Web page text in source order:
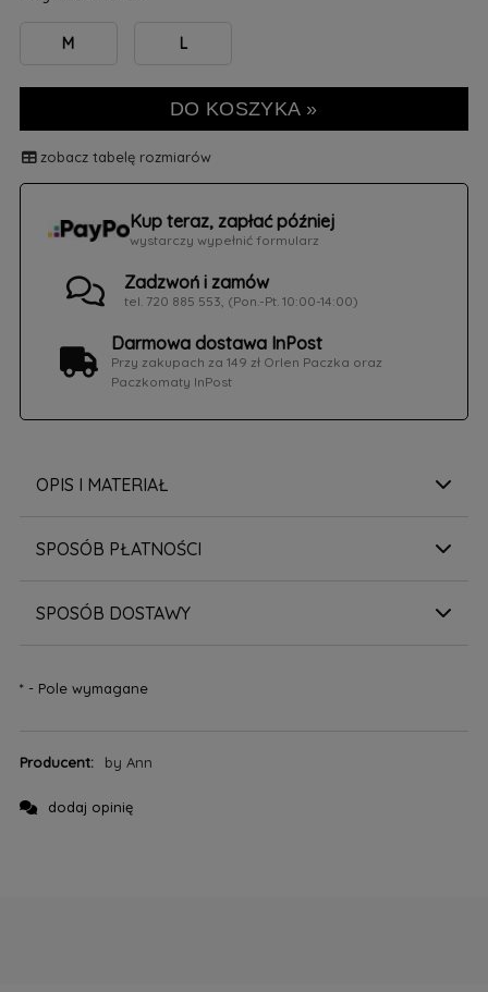
M L
DO KOSZYKA »
zobacz tabelę rozmiarów
Kup teraz, zapłać później
wystarczy wypełnić formularz
Zadzwoń i zamów
tel. 720 885 553, (Pon.-Pt. 10:00-14:00)
Darmowa dostawa InPost
Przy zakupach za 149 zł Orlen Paczka oraz
Paczkomaty InPost
OPIS I MATERIAŁ
SPOSÓB PŁATNOŚCI
SPOSÓB DOSTAWY
*- Pole wymagane
Producent: by Ann
dodaj opinię